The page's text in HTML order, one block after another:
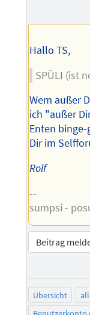
Hallo TS,
SPÜLI (ist
Wem außer
ich "außer
Enten
Dir im
Rolf
--
sumpsi -
Beitrag
Übersicht